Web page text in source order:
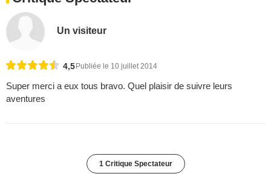
Un visiteur
4,5 Publiée le 10 juillet 2014
Super merci a eux tous bravo. Quel plaisir de suivre leurs
aventures
1 Critique Spectateur